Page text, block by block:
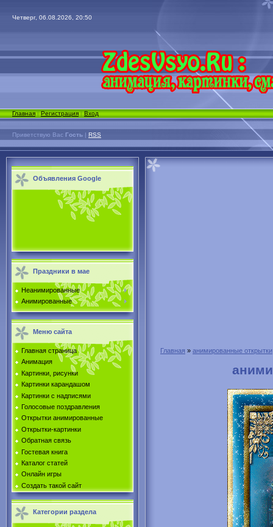
Четверг, 06.08.2026, 20:50
Главная|Регистрация|Вход
Приветствую Вас Гость | RSS
Объявления Google
Праздники в мае
Неанимированные
Анимированные
Меню сайта
Главная страница
Анимация
Картинки, рисунки
Картинки карандашом
Картинки с надписями
Голосовые поздравления
Открытки анимированные
Открытки-картинки
Обратная связь
Гостевая книга
Каталог статей
Онлайн игры
Создать такой сайт
Категории раздела
Главная » анимированные открытки